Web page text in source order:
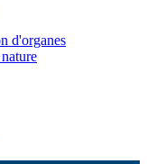
d'organes